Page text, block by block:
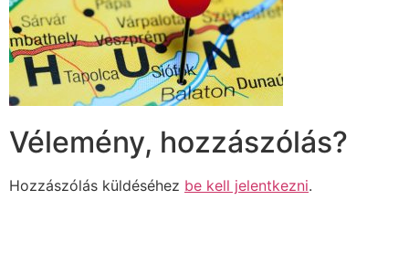
Vélemény, hozzászólás?
Hozzászólás küldéséhez be kell jelentkezni.